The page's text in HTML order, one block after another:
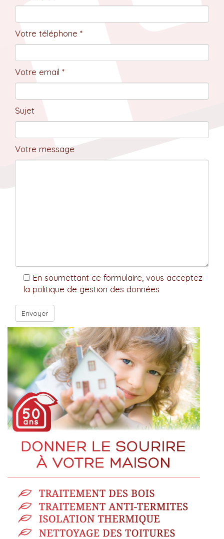
Votre téléphone *
Votre email *
Sujet
Votre message
En soumettant ce formulaire, vous acceptez
la politique de gestion des données